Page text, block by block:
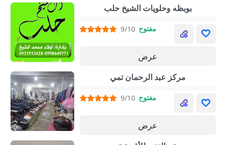
بوبظه وحلويات الشيخ حلب
9/10 مفتوح
عرض
مركز عبد الرحمان تمي
9/10 مفتوح
عرض